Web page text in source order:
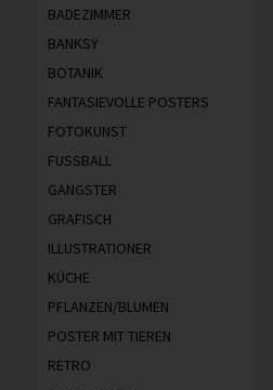
BADEZIMMER
BANKSY
BOTANIK
FANTASIEVOLLE POSTERS
FOTOKUNST
FUSSBALL
GANGSTER
GRAFISCH
ILLUSTRATIONER
KÜCHE
PFLANZEN/BLUMEN
POSTER MIT TIEREN
RETRO